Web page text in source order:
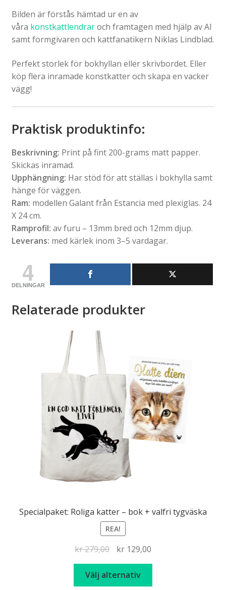
Bilden är förstås hämtad ur en av
våra konstkattlendraroch framtagen med hjälp av AI
samt formgivaren och kattfanatikern Niklas Lindblad.
Perfekt storlek för bokhyllan eller skrivbordet. Eller
köp flera inramade konstkatter och skapa en vacker
vägg!
Praktisk produktinfo:
Beskrivning: Print på fint 200-grams matt papper.
Skickas inramad.
Upphängning: Har stöd för att ställas i bokhylla samt
hänge för väggen.
Ram: modellen Galant från Estancia med plexiglas. 24
X 24 cm.
Ramprofil: av furu – 13mm bred och 12mm djup.
Leverans: med kärlek inom 3–5 vardagar.
4
DELNINGAR
Relaterade produkter
Specialpaket: Roliga katter – bok + valfri tygväska
REA!
kr279,00
Det
ursprungliga
priset
var:
kr129,00Det
nuvarande
är:
Välj alternativ